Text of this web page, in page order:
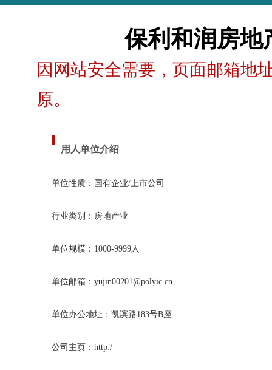
保利和润房地
因网站安全需要，页面邮箱地
原。
用人单位介绍
单位性质：国有企业/上市公司
行业类别：房地产业
单位规模：1000-9999人
单位邮箱：yujin00201@polyic.cn
单位办公地址：凯滨路183号B座
公司主页：http:/